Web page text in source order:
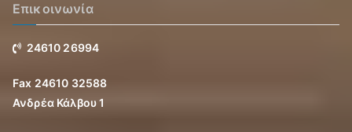
Επικοινωνία
24610 26994
Fax 24610 32588
Ανδρέα Κάλβου 1